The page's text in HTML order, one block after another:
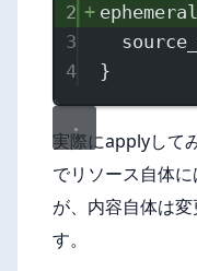
2
3
4
}
実際にapplyして
でリソース自体
が、内容自体は
す。